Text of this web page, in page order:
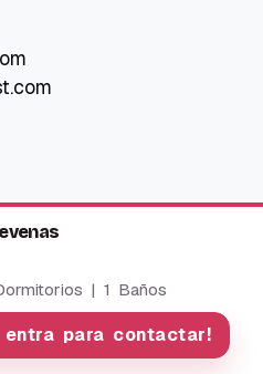
| 1 Baños
entra para contactar!
our services. By using this